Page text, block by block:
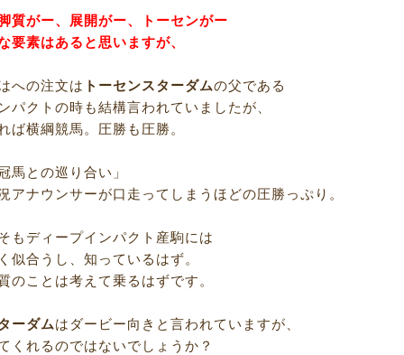
質がー、展開がー、トーセンがー
要素はあると思いますが、
への注文は トーセンスターダムの父である
パクトの時も結構言われていましたが、
ば横綱競馬。圧勝も圧勝。
馬との巡り合い」
アナウンサーが口走ってしまうほどの圧勝っぷり。
もディープインパクト産駒には
似合うし、知っているはず。
のことは考えて乗るはずです。
ーダムはダービー向きと言われていますが、
くれるのではないでしょうか？